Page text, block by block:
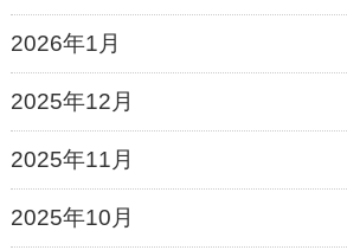
2026年1月
2025年12月
2025年11月
2025年10月